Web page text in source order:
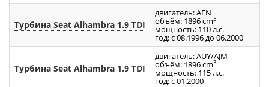
Турбина Seat Alhambra 1.9 TDI
двигатель: AFN
объём: 1896 cm3
мощность: 110 л.с.
год: с 08.1996 до 06.2000
Турбина Seat Alhambra 1.9 TDI
двигатель: AUY/AJM
объём: 1896 cm3
мощность: 115 л.с.
год: с 01.2000